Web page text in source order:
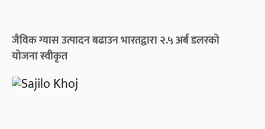
जैविक ग्यास उत्पादन बढाउन भारतद्वारा २.५ अर्ब डलरको
योजना स्वीकृत